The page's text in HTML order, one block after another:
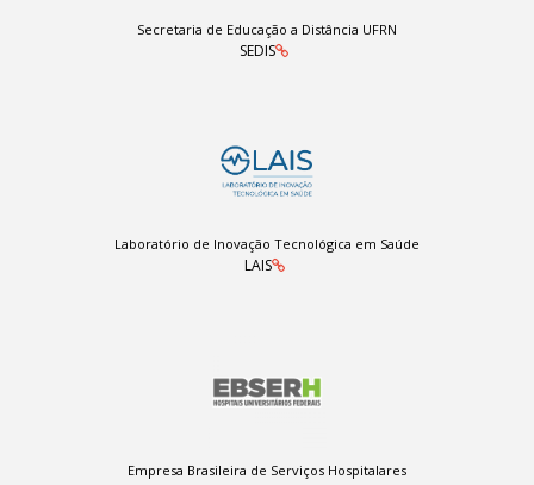
Secretaria de Educação a Distância UFRN
SEDIS
Laboratório de Inovação Tecnológica em Saúde
LAIS
Empresa Brasileira de Serviços Hospitalares